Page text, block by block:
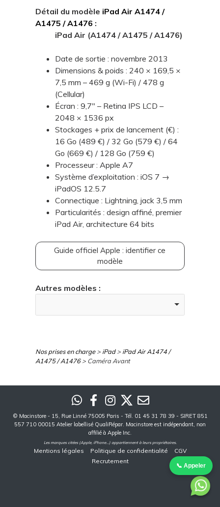
Détail du modèle iPad Air A1474 /
A1475 / A1476 :
iPad Air (A1474 / A1475 / A1476)
Date de sortie : novembre 2013
Dimensions & poids : 240 × 169,5 ×
7,5 mm – 469 g (Wi-Fi) / 478 g
(Cellular)
Écran : 9,7" – Retina IPS LCD –
2048 × 1536 px
Stockages + prix de lancement (€) :
16 Go (489 €) / 32 Go (579 €) / 64
Go (669 €) / 128 Go (759 €)
Processeur : Apple A7
Système d’exploitation : iOS 7 →
iPadOS 12.5.7
Connectique : Lightning, jack 3,5 mm
Particularités : design affiné, premier
iPad Air, architecture 64 bits
Guide officiel Apple : identifier ce
modèle
Autres modèles :
Nos prises en charge> iPad> iPad Air A1474 /
A1475 / A1476> Caméra Avant
© Macinstore - 15, Rue Linné 75005 Paris - Tél. 01 45 31 78 39 - SIRET 851
557 710 00015 Atelier labellisé QualiRépar. Macinstore est indépendant, non
affilié à Apple Inc.
Les marques citées (Apple, iPhone...) appartiennent à leurs propriétaires.
Mentions légales Politique de confidentialité
CGV
Recrutement
📞 Appeler